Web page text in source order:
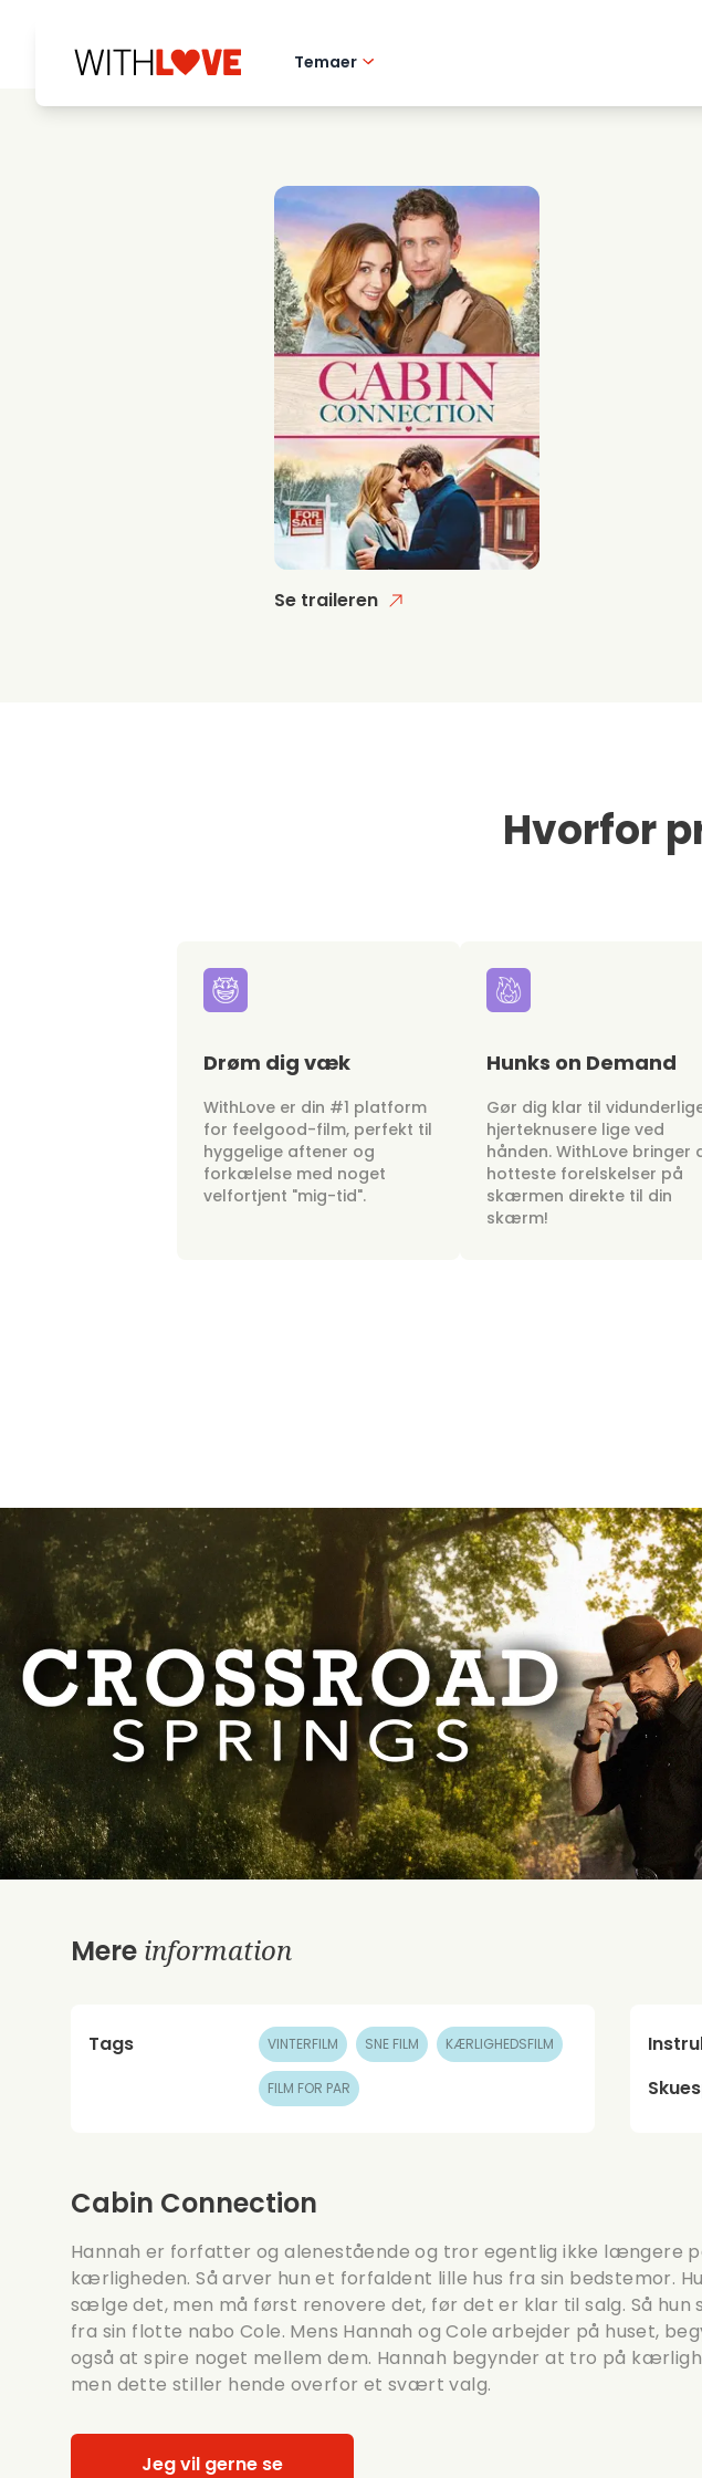
Temaer
Mysterier
Se traileren
Hvorfor
Drøm dig væk
WithLove er din #1 platform
for feelgood-film, perfekt til
hyggelige aftener og
forkælelse med noget
velfortjent "mig-tid".
Hunks on Demand
Gør dig klar til
hjerteknusere lige ved
hånden. WithLove bringer
hotteste forelskelser på
skærmen direkte til din
skærm!
Mere information
Tags VINTERFILM SNE FILM KÆRLIGHEDSFILM
FILM FOR PAR
Cabin Connection
Hannah er forfatter og alenestående og tror egentlig ikke længere
kærligheden. Så arver hun et forfaldent lille hus fra sin bedstemor.
sælge det, men må først renovere det, før det er klar til salg. Så hun
fra sin flotte nabo Cole. Mens Hannah og Cole arbejder på huset,
også at spire noget mellem dem. Hannah begynder at tro på
men dette stiller hende overfor et svært valg.
Jeg vil gerne se